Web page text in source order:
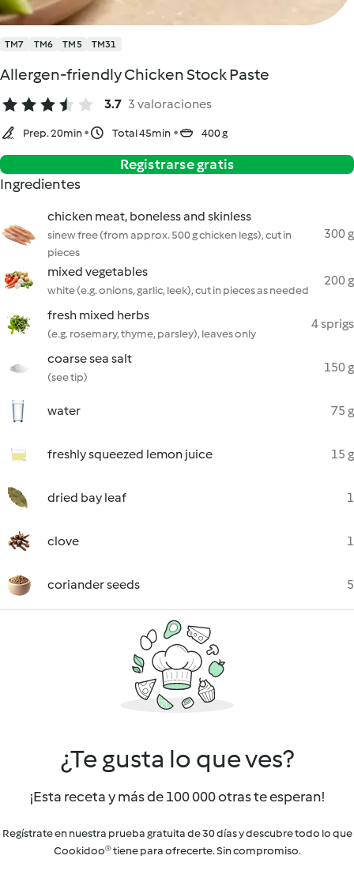
TM7 TM6 TM5 TM31
Allergen-friendly Chicken Stock Paste
3.7 3 valoraciones
Prep. 20min Total 45min 400 g
Registrarse gratis
Ingredientes
chicken meat, boneless and skinless
sinew free (from approx. 500 g chicken legs), cut in
pieces
300 g
mixed vegetables
white (e.g. onions, garlic, leek), cut in pieces as needed
200 g
fresh mixed herbs
(e.g. rosemary, thyme, parsley), leaves only
4 sprigs
coarse sea salt
(see tip)
150 g
water 75 g
freshly squeezed lemon juice 15 g
dried bay leaf 1
clove 1
coriander seeds 5
¿Te gusta lo que ves?
¡Esta receta y más de 100 000 otras te esperan!
Regístrate en nuestra prueba gratuita de 30 días y descubre todo lo que
Cookidoo® tiene para ofrecerte. Sin compromiso.